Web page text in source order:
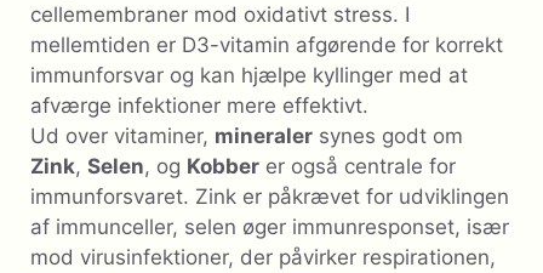
cellemembraner mod oxidativt stress. I
mellemtiden er D3-vitamin afgørende for korrekt
immunforsvar og kan hjælpe kyllinger med at
afværge infektioner mere effektivt.
Ud over vitaminer, mineraler synes godt om
Zink, Selen, og Kobber er også centrale for
immunforsvaret. Zink er påkrævet for udviklingen
af ​​immunceller, selen øger immunresponset, især
mod virusinfektioner, der påvirker respirationen,